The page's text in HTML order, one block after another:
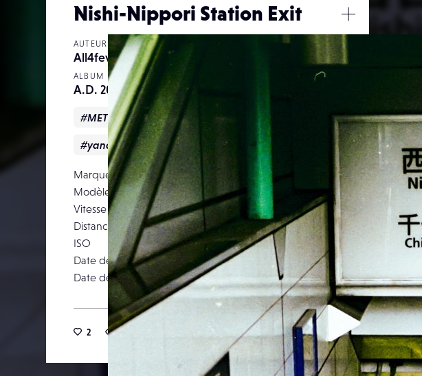
Nishi-Nippori Station Exit
AUTEUR
All4fever
ALBUM
A.D. 2019 – Neo Tokyo
#METRO #street #subway
#yanaka
Marque
Canon
Modèle
Canon EOS 50D
Vitesse d’obturation
1/8
Distance focale
0 mm
ISO
100
Date de prise de vue
25 janvier 2019
Date de publication
04 mars 2019
2